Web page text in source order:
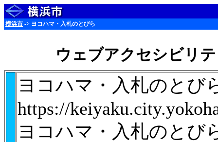
横浜市 -> ヨコハマ・入札のとびら
ウェブアクセシビリ
ヨコハマ・入札のとび
https://
ヨコハマ・入札のと